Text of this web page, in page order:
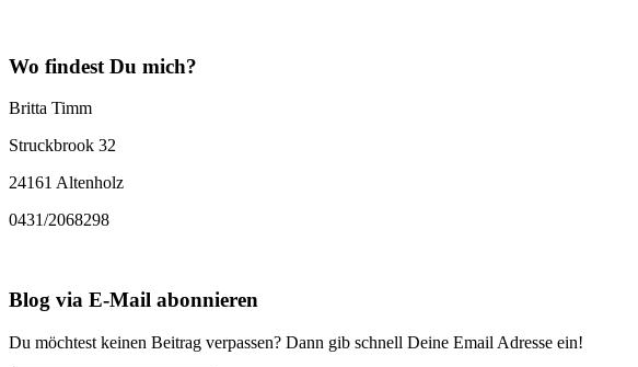
Wo findest Du mich?
Britta Timm
Struckbrook 32
24161 Altenholz
0431/2068298
Blog via E-Mail abonnieren
Du möchtest keinen Beitrag verpassen? Dann gib schnell Deine Email Adresse ein!